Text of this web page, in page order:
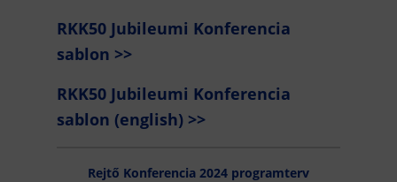
RKK50 Jubileumi Konferencia
sablon >>
RKK50 Jubileumi Konferencia
sablon (english) >>
Rejtő Konferencia 2024 programterv